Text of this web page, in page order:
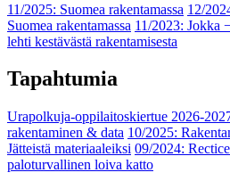
11/2025: Suomea rakentamassa 12/
Suomea rakentamassa 11/2023: Jokka
lehti kestävästä rakentamisesta
Tapahtumia
Urapolkuja-oppilaitoskiertue 2026-
rakentaminen & data 10/2025:
Jätteistä materiaaleiksi 09/2024:
paloturvallinen loiva katto